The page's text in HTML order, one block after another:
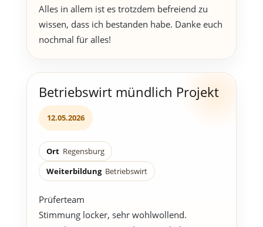
Alles in allem ist es trotzdem befreiend zu
wissen, dass ich bestanden habe. Danke euch
nochmal für alles!
Betriebswirt mündlich Projekt
12.05.2026
Ort Regensburg
Weiterbildung Betriebswirt
Prüferteam
Stimmung locker, sehr wohlwollend.